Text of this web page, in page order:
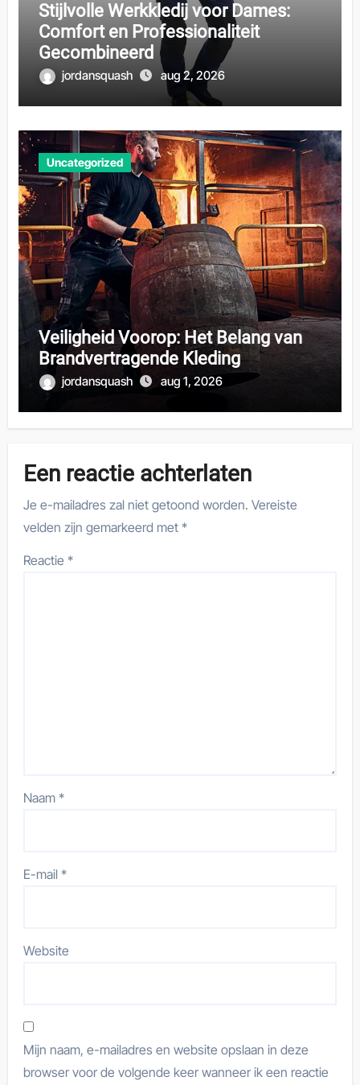
Stijlvolle Werkkledij voor Dames:
Comfort en Professionaliteit
Gecombineerd
jordansquash aug 2, 2026
Uncategorized
Veiligheid Voorop: Het Belang van
Brandvertragende Kleding
jordansquash aug 1, 2026
Een reactie achterlaten
Je e-mailadres zal niet getoond worden. Vereiste
velden zijn gemarkeerd met*
Reactie*
Naam*
E-mail*
Website
Mijn naam, e-mailadres en website opslaan in deze
browser voor de volgende keer wanneer ik een reactie